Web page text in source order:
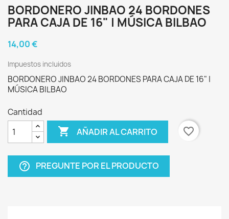
BORDONERO JINBAO 24 BORDONES
PARA CAJA DE 16" | MÚSICA BILBAO
14,00 €
Impuestos incluidos
BORDONERO JINBAO 24 BORDONES PARA CAJA DE 16" |
MÚSICA BILBAO
Cantidad
 AÑADIR AL CARRITO favorite_border
help_outline PREGUNTE POR EL PRODUCTO